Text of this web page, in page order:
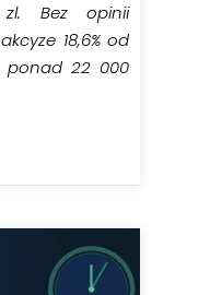
Bez opinii
18,6% od
ponad 22 000